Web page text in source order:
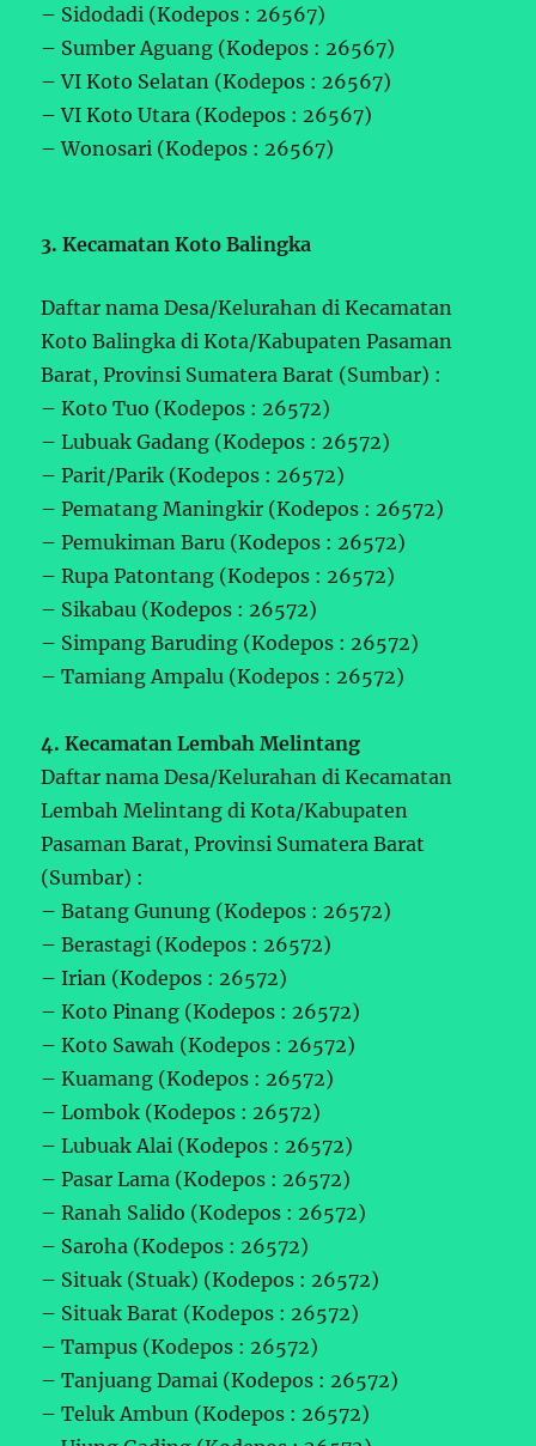
– Sidodadi (Kodepos : 26567)
– Sumber Aguang (Kodepos : 26567)
– VI Koto Selatan (Kodepos : 26567)
– VI Koto Utara (Kodepos : 26567)
– Wonosari (Kodepos : 26567)
3. Kecamatan Koto Balingka
Daftar nama Desa/Kelurahan di Kecamatan
Koto Balingka di Kota/Kabupaten Pasaman
Barat, Provinsi Sumatera Barat (Sumbar) :
– Koto Tuo (Kodepos : 26572)
– Lubuak Gadang (Kodepos : 26572)
– Parit/Parik (Kodepos : 26572)
– Pematang Maningkir (Kodepos : 26572)
– Pemukiman Baru (Kodepos : 26572)
– Rupa Patontang (Kodepos : 26572)
– Sikabau (Kodepos : 26572)
– Simpang Baruding (Kodepos : 26572)
– Tamiang Ampalu (Kodepos : 26572)
4. Kecamatan Lembah Melintang
Daftar nama Desa/Kelurahan di Kecamatan
Lembah Melintang di Kota/Kabupaten
Pasaman Barat, Provinsi Sumatera Barat
(Sumbar) :
– Batang Gunung (Kodepos : 26572)
– Berastagi (Kodepos : 26572)
– Irian (Kodepos : 26572)
– Koto Pinang (Kodepos : 26572)
– Koto Sawah (Kodepos : 26572)
– Kuamang (Kodepos : 26572)
– Lombok (Kodepos : 26572)
– Lubuak Alai (Kodepos : 26572)
– Pasar Lama (Kodepos : 26572)
– Ranah Salido (Kodepos : 26572)
– Saroha (Kodepos : 26572)
– Situak (Stuak) (Kodepos : 26572)
– Situak Barat (Kodepos : 26572)
– Tampus (Kodepos : 26572)
– Tanjuang Damai (Kodepos : 26572)
– Teluk Ambun (Kodepos : 26572)